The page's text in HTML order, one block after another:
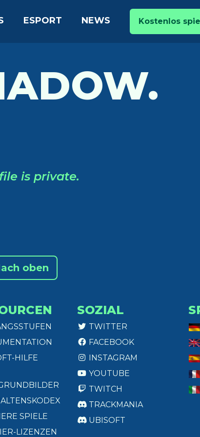
ESPORT NEWS Kostenlos
is private.
oben
HILFE
SPIELE
LIZENZEN
SOZIAL
TWITTER
FACEBOOK
INSTAGRAM
YOUTUBE
TWITCH
TRACKMANIA
UBISOFT